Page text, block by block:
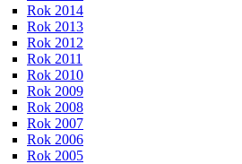
Rok 2014
Rok 2013
Rok 2012
Rok 2011
Rok 2010
Rok 2009
Rok 2008
Rok 2007
Rok 2006
Rok 2005